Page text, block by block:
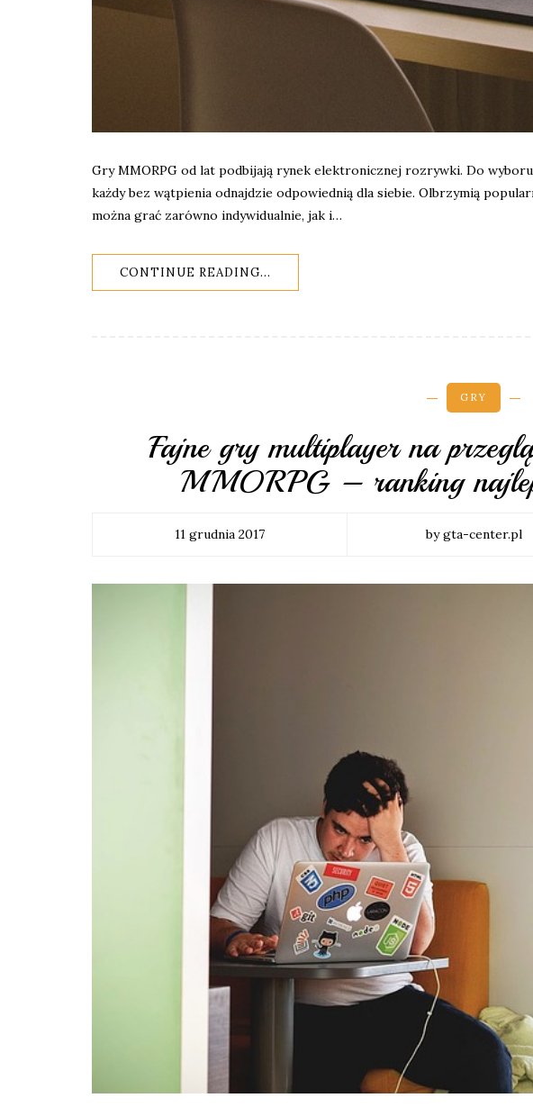
Gry MMORPG od lat podbijają rynek elektronicznej rozrywki. Do
każdy bez wątpienia odnajdzie odpowiednią dla siebie. Olbrzymią
można grać zarówno indywidualnie, jak i…
CONTINUE READING...
GRY
Fajne gry multiplayer na
MMORPG – ranking
11 grudnia 2017 by gta-center.pl